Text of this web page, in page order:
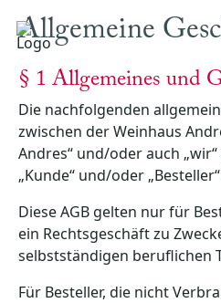
Allgemeine
§ 1 Allgemeines und
Die nachfolgenden
zwischen der Weinhaus
Andres“ und/oder auch
„Kunde“ und/oder
Diese AGB gelten nur für
ein Rechtsgeschäft zu
selbstständigen beruflichen
Für Besteller, die nicht